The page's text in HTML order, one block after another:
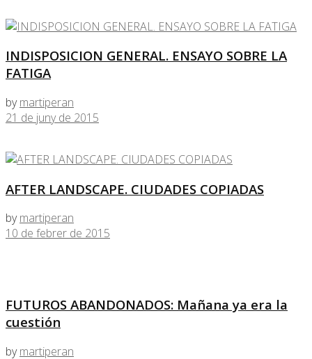
INDISPOSICION GENERAL. ENSAYO SOBRE LA
FATIGA
by martiperan
21 de juny de 2015
AFTER LANDSCAPE. CIUDADES COPIADAS
by martiperan
10 de febrer de 2015
FUTUROS ABANDONADOS: Mañana ya era la
cuestión
by martiperan